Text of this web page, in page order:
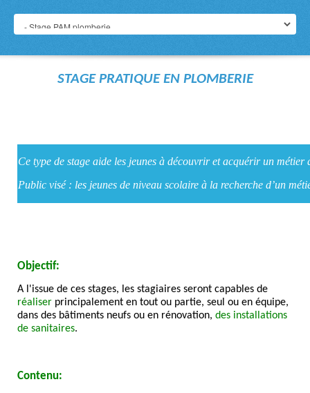
STAGE PRATIQUE EN PLOMBERIE
Ce type de stage aide les jeunes à découvrir et acquérir un
Public visé : les jeunes de niveau scolaire à la recherche d’un
Objectif:
A l'issue de ces stages, les stagiaires seront capables de
réaliser principalement en tout ou partie, seul ou en équipe,
dans des bâtiments neufs ou en rénovation, des installations
de sanitaires.
Contenu: